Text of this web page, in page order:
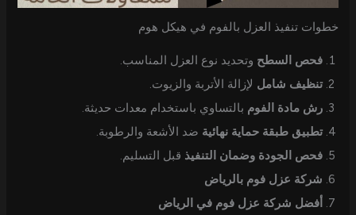
خطوات تنفيذ العزل بالفوم في هيكل هوم
فحص السطح وتحديد نوع العزل المناسب.
تنظيف شامل لإزالة الأتربة والزيوت.
رش مادة الفوم بالتساوي باستخدام معدات حديثة.
تطبيق طبقة حماية نهائية ضد الأشعة والرطوبة.
فحص الجودة وضمان التنفيذ قبل التسليم.
شركة عزل فوم بالرياض
أفضل شركة عزل فوم في الرياض